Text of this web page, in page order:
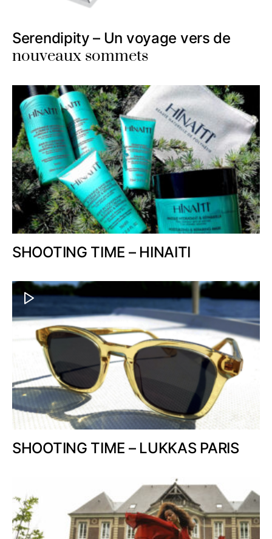
Serendipity – Un voyage vers de
nouveaux sommets
SHOOTING TIME – HINAITI
SHOOTING TIME – LUKKAS PARIS